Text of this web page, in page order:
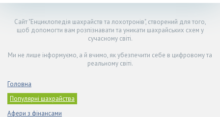
Сайт "Енциклопедія шахрайств та лохотронів", створений для того,
щоб допомогти вам розпізнавати та уникати шахрайських схем у
сучасному світі.
Ми не лише інформуємо, а й вчимо, як убезпечити себе в цифровому та
реальному світі.
Головна
Популярні шахрайства
Афери з фінансами